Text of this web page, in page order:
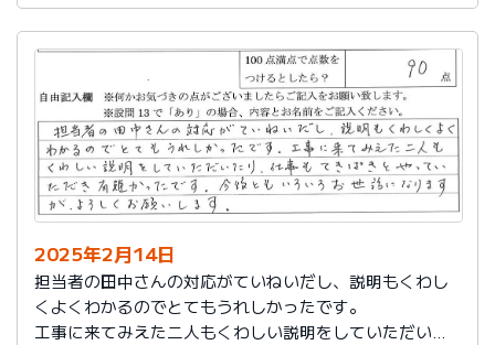
又、市との対応が耳の悪い私に代わって聞いてくれ助か
りました。
説明もその後しっかりしてもらい感謝しています。
2025年2月14日
担当者の田中さんの対応がていねいだし、説明もくわし
くよくわかるのでとてもうれしかったです。
工事に来てみえた二人もくわしい説明をしていただいた